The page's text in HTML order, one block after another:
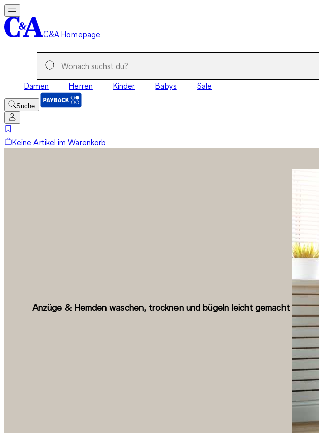
C&A Homepage
Damen Herren Kinder Babys Sale
Suche
Keine Artikel im Warenkorb
Anzüge & Hemden waschen, trocknen und bügeln leicht gemacht